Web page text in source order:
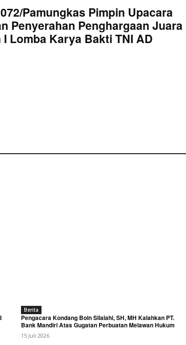
Pamungkas Pimpin Upacara
Penyerahan Penghargaan Juara
I Lomba Karya Bakti TNI AD
Berita
Pengacara Kondang Boin Silalahi, SH, MH Kalahkan PT.
Bank Mandiri Atas Gugatan Perbuatan Melawan Hukum
15 Juli 2026